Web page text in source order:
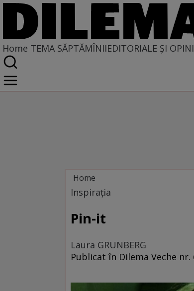
Home TEMA SĂPTĂMÎNIIEDITORIALE ȘI
Home
Tema săptămînii
Inspiraţia
Pin-it
Laura GRUNBERG
Publicat în Dilema Veche